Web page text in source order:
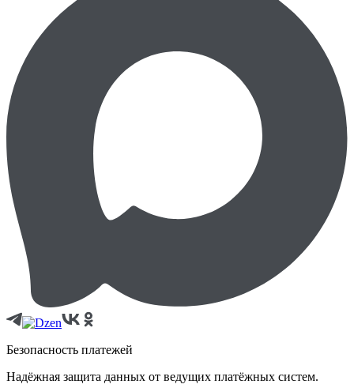
Безопасность платежей
Надёжная защита данных от ведущих платёжных систем.